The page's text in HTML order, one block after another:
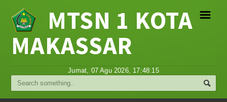
Struktur Organisasi
☰
MTSN 1 KOTA
MAKASSAR
Jumat, 07 Agu 2026, 17:48:16